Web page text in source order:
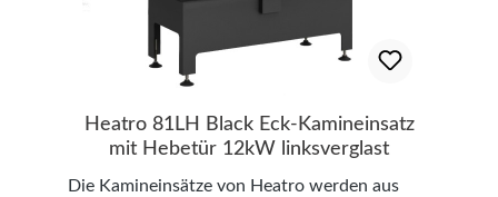
Heatro 81LH Black Eck-Kamineinsatz
mit Hebetür 12kW linksverglast
Die Kamineinsätze von Heatro werden aus